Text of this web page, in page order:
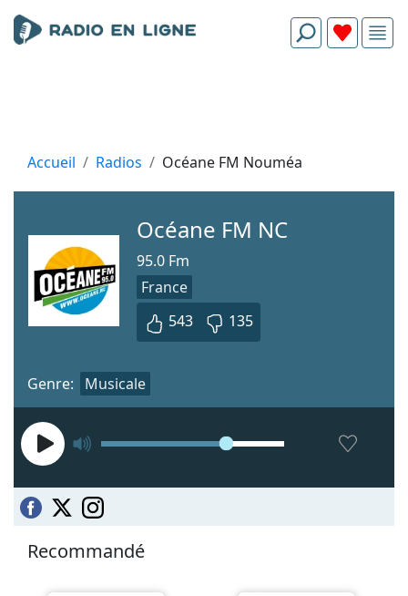
Accueil Radios Océane FM Nouméa
Océane FM NC
95.0 Fm
France
543
135
Genre: Musicale
Recommandé